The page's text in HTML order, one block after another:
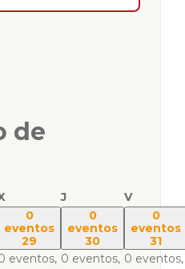
de
J
V
0
eventos
29
eventos,
0
eventos
30
0 eventos,
0
eventos
31
0 eventos,